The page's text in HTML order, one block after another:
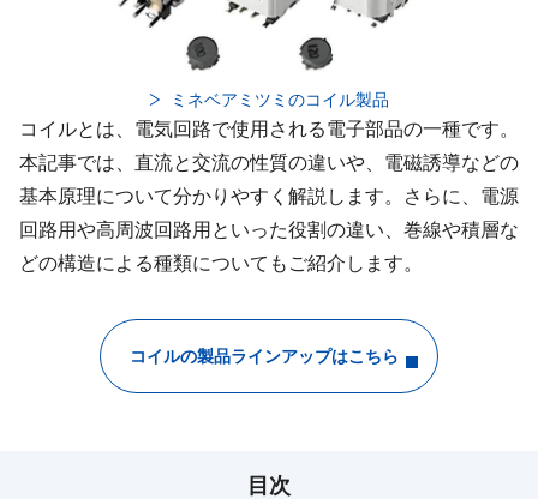
ミネベアミツミのコイル製品
コイルとは、電気回路で使用される電子部品の一種です。
本記事では、直流と交流の性質の違いや、電磁誘導などの
基本原理について分かりやすく解説します。さらに、電源
回路用や高周波回路用といった役割の違い、巻線や積層な
どの構造による種類についてもご紹介します。
コイルの製品ラインアップはこちら
目次